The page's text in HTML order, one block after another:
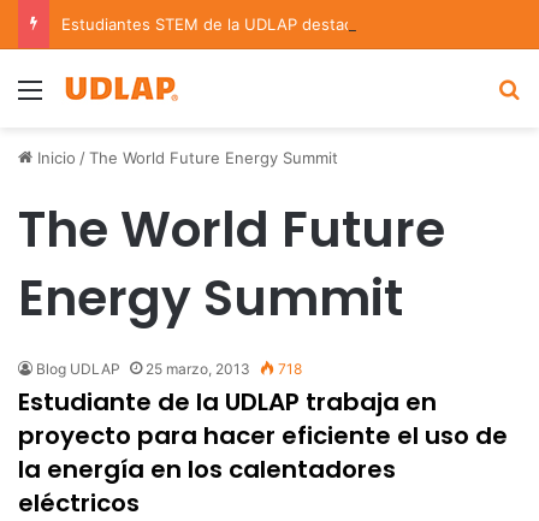
Menu
Inicio /The World Future Energy Summit
The World Future
Energy Summit
Blog UDLAP 25 marzo, 2013 718
Estudiante de la UDLAP trabaja en
proyecto para hacer eficiente el uso de
la energía en los calentadores
eléctricos